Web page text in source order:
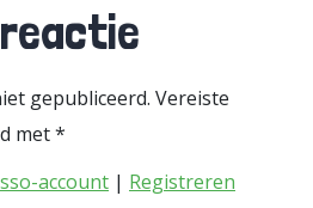
gepubliceerd. Vereiste
met*
account | Registreren